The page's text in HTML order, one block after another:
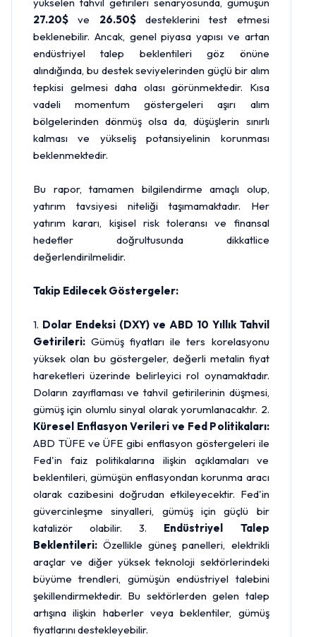
27.20$ ve 26.50$desteklerini test etmesi
beklenebilir. Ancak, genel piyasa yapısı ve artan
endüstriyel talep beklentileri göz önüne
alındığında, bu destek seviyelerinden güçlü bir alım
tepkisi gelmesi daha olası görünmektedir. Kısa
vadeli momentum göstergeleri aşırı alım
bölgelerinden dönmüş olsa da, düşüşlerin sınırlı
kalması ve yükseliş potansiyelinin korunması
beklenmektedir.
Bu rapor, tamamen bilgilendirme amaçlı olup,
yatırım tavsiyesi niteliği taşımamaktadır. Her
yatırım kararı, kişisel risk toleransı ve finansal
hedefler doğrultusunda dikkatlice
değerlendirilmelidir.
Takip Edilecek Göstergeler:
1. Dolar Endeksi (DXY) ve ABD 10 Yıllık Tahvil
Getirileri: Gümüş fiyatları ile ters korelasyonu
yüksek olan bu göstergeler, değerli metalin fiyat
hareketleri üzerinde belirleyici rol oynamaktadır.
Doların zayıflaması ve tahvil getirilerinin düşmesi,
gümüş için olumlu sinyal olarak yorumlanacaktır. 2.
Küresel Enflasyon Verileri ve Fed Politikaları:
ABD TÜFE ve ÜFE gibi enflasyon göstergeleri ile
Fed'in faiz politikalarına ilişkin açıklamaları ve
beklentileri, gümüşün enflasyondan korunma aracı
olarak cazibesini doğrudan etkileyecektir. Fed'in
güvercinleşme sinyalleri, gümüş için güçlü bir
katalizör olabilir. 3. Endüstriyel Talep
Beklentileri: Özellikle güneş panelleri, elektrikli
araçlar ve diğer yüksek teknoloji sektörlerindeki
büyüme trendleri, gümüşün endüstriyel talebini
şekillendirmektedir. Bu sektörlerden gelen talep
artışına ilişkin haberler veya beklentiler, gümüş
fiyatlarını destekleyebilir.